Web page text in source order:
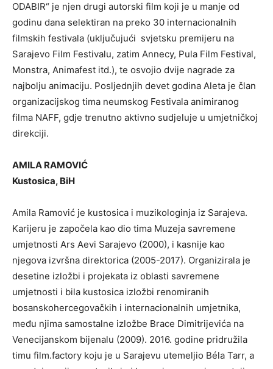
ODABIR“ je njen drugi autorski film koji je u manje od
godinu dana selektiran na preko 30 internacionalnih
filmskih festivala (uključujući svjetsku premijeru na
Sarajevo Film Festivalu, zatim Annecy, Pula Film Festival,
Monstra, Animafest itd.), te osvojio dvije nagrade za
najbolju animaciju. Posljednjih devet godina Aleta je član
organizacijskog tima neumskog Festivala animiranog
filma NAFF, gdje trenutno aktivno sudjeluje u umjetničkoj
direkciji.
AMILA RAMOVIĆ
Kustosica, BiH
Amila Ramović je kustosica i muzikologinja iz Sarajeva.
Karijeru je započela kao dio tima Muzeja savremene
umjetnosti Ars Aevi Sarajevo (2000), i kasnije kao
njegova izvršna direktorica (2005-2017). Organizirala je
desetine izložbi i projekata iz oblasti savremene
umjetnosti i bila kustosica izložbi renomiranih
bosanskohercegovačkih i internacionalnih umjetnika,
među njima samostalne izložbe Brace Dimitrijevića na
Venecijanskom bijenalu (2009). 2016. godine pridružila
timu film.factory koju je u Sarajevu utemeljio Béla Tarr, a